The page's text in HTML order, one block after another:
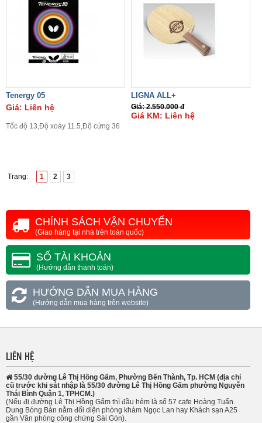
Tenergy 05
Giá: Liên hệ
Tốc độ 13,Độ xoáy 11.5,Độ cứng 36
LIGNA ALL+
Giá: 2.550.000 đ
Giá KM: Liên hệ
Trang: 1 2 3
CHÍNH SÁCH VẬN CHUYỂN
(Giao hàng tại nhà trên toàn quốc)
SỐ TÀI KHOẢN
(Hướng dẫn thanh toán)
HƯỚNG DẪN MUA HÀNG
(Hướng dẫn mua hàng trên website)
LIÊN HỆ
55/30 đường Lê Thị Hồng Gấm, Phường Bến Thành, Tp. HCM (địa chỉ
cũ trước khi sát nhập là 55/30 đường Lê Thị Hồng Gấm phường Nguyễn
Thái Bình Quận 1, TPHCM.)
(Nếu đi đường Lê Thị Hồng Gấm thì đầu hẻm là số 57 cafe Hoàng Tuấn.
Dung Bóng Bàn nằm đối diện phòng khám Ngọc Lan hay Khách sạn A25
gần Văn phòng công chứng Sài Gòn).